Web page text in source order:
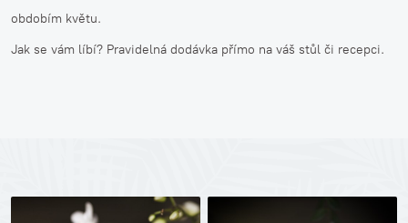
obdobím květu.
Jak se vám líbí? Pravidelná dodávka přímo na váš stůl či recepci.